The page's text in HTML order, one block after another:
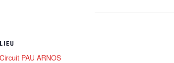
LIEU
Circuit PAU ARNOS